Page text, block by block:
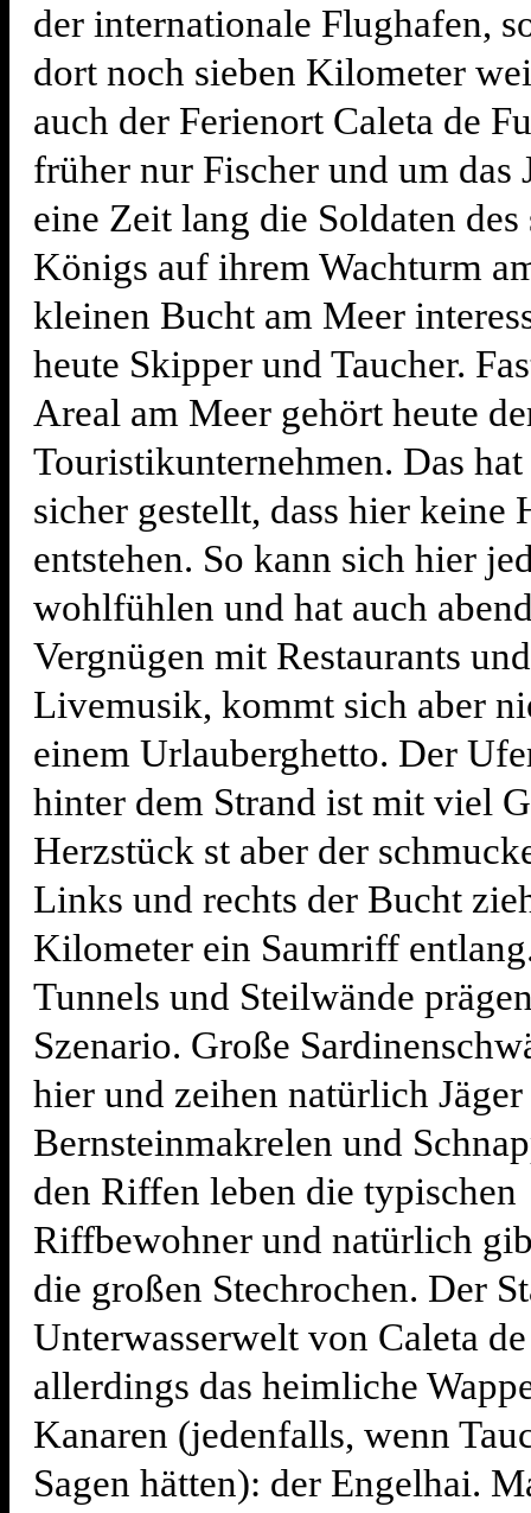
der internationale Flughafen,
dort noch sieben Kilometer
auch der Ferienort Caleta de
früher nur Fischer und um das
eine Zeit lang die Soldaten des
Königs auf ihrem Wachturm
kleinen Bucht am Meer
heute Skipper und Taucher.
Areal am Meer gehört heute
Touristikunternehmen. Das
sicher gestellt, dass hier keine
entstehen. So kann sich hier
wohlfühlen und hat auch
Vergnügen mit Restaurants
Livemusik, kommt sich aber
einem Urlauberghetto. Der
hinter dem Strand ist mit viel
Herzstück st aber der
Links und rechts der Bucht
Kilometer ein Saumriff
Tunnels und Steilwände
Szenario. Große
hier und zeihen natürlich
Bernsteinmakrelen und
den Riffen leben die typischen
Riffbewohner und natürlich
die großen Stechrochen. Der
Unterwasserwelt von Caleta
allerdings das heimliche
Kanaren (jedenfalls, wenn
Sagen hätten): der Engelhai.